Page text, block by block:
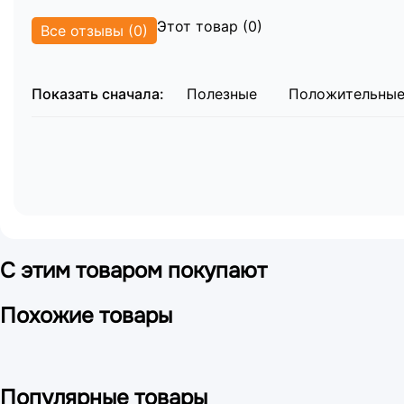
Многофункциональный проводной пульт
Съемная заглушка люверса — 1 шт.
Все отзывы (0) Этот товар (0)
Показать сначала: Полезные Положительные
С этим товаром покупают
Похожие товары
Популярные товары